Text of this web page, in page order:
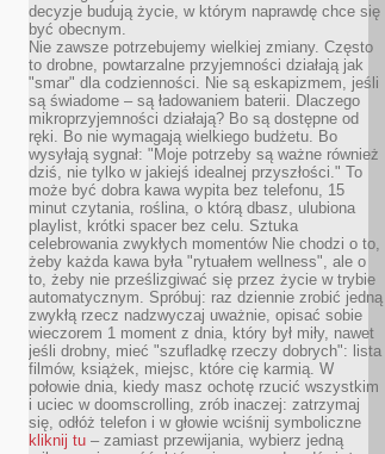
decyzje budują życie, w którym naprawdę chce się
być obecnym.
Nie zawsze potrzebujemy wielkiej zmiany. Często
to drobne, powtarzalne przyjemności działają jak
"smar" dla codzienności. Nie są eskapizmem, jeśli
są świadome – są ładowaniem baterii. Dlaczego
mikroprzyjemności działają? Bo są dostępne od
ręki. Bo nie wymagają wielkiego budżetu. Bo
wysyłają sygnał: "Moje potrzeby są ważne również
dziś, nie tylko w jakiejś idealnej przyszłości." To
może być dobra kawa wypita bez telefonu, 15
minut czytania, roślina, o którą dbasz, ulubiona
playlist, krótki spacer bez celu. Sztuka
celebrowania zwykłych momentów Nie chodzi o to,
żeby każda kawa była "rytuałem wellness", ale o
to, żeby nie prześlizgiwać się przez życie w trybie
automatycznym. Spróbuj: raz dziennie zrobić jedną
zwykłą rzecz nadzwyczaj uważnie, opisać sobie
wieczorem 1 moment z dnia, który był miły, nawet
jeśli drobny, mieć "szufladkę rzeczy dobrych": lista
filmów, książek, miejsc, które cię karmią. W
połowie dnia, kiedy masz ochotę rzucić wszystkim
i uciec w doomscrolling, zrób inaczej: zatrzymaj
się, odłóż telefon i w głowie wciśnij symboliczne
kliknij tu – zamiast przewijania, wybierz jedną